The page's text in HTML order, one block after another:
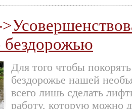
бездорожью
Для того чтобы
бездорожье нашей
всего лишь сделать
работу, которую можно